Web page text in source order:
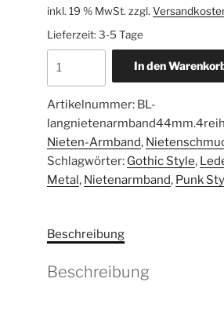
inkl. 19 % MwSt. zzgl.
Lieferzeit: 3-5 Tage
In den
Artikelnummer: BL-
Nieten-Armband,
Schlagwörter: Gothic Style,
Metal, Nietenarmband, Punk
Beschreibung
Beschreibung